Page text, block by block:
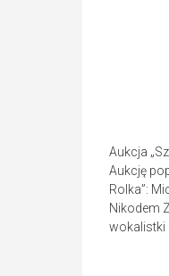
Aukcja
Aukcję
Rolka”:
Nikodem
wokalistki